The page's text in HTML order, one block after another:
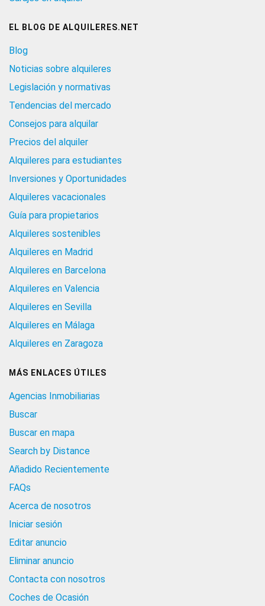
EL BLOG DE ALQUILERES.NET
Blog
Noticias sobre alquileres
Legislación y normativas
Tendencias del mercado
Consejos para alquilar
Precios del alquiler
Alquileres para estudiantes
Inversiones y Oportunidades
Alquileres vacacionales
Guía para propietarios
Alquileres sostenibles
Alquileres en Madrid
Alquileres en Barcelona
Alquileres en Valencia
Alquileres en Sevilla
Alquileres en Málaga
Alquileres en Zaragoza
MÁS ENLACES ÚTILES
Agencias Inmobiliarias
Buscar
Buscar en mapa
Search by Distance
Añadido Recientemente
FAQs
Acerca de nosotros
Iniciar sesión
Editar anuncio
Eliminar anuncio
Contacta con nosotros
Coches de Ocasión